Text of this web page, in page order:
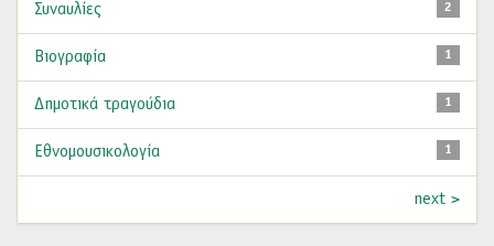
2
Συναυλίες
1
Βιογραφία
1
Δημοτικά τραγούδια
1
Εθνομουσικολογία
next >